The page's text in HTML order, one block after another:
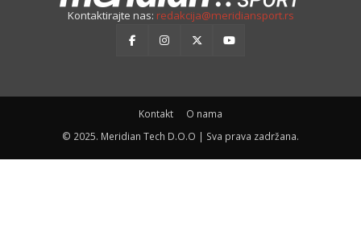
Kontaktirajte nas: redakcija@meridiansport.rs
Kontakt
O nama
© 2025. Meridian Tech D.O.O | Sva prava zadržana.